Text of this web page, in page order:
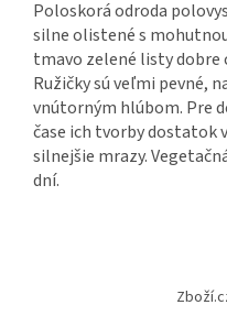
Poloskorá odroda
silne olistené s
tmavo zelené listy dobre
Ružičky sú veľmi pevné,
vnútorným hlúbom. Pre
čase ich tvorby dostatok
silnejšie mrazy.
dní.